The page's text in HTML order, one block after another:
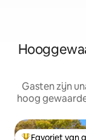
Gasten zijn
hoog
Favoriet van